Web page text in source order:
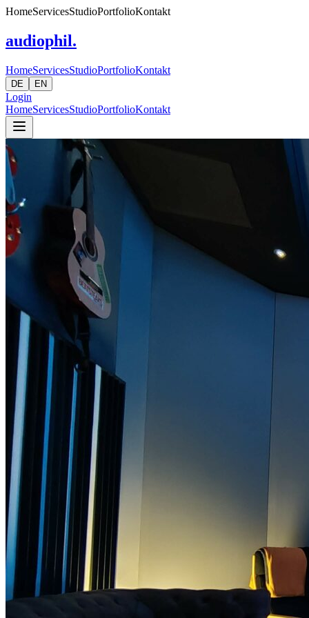
HomeServicesStudioPortfolioKontakt
audiophil.
HomeServicesStudioPortfolioKontakt
DE EN
Login
HomeServicesStudioPortfolioKontakt